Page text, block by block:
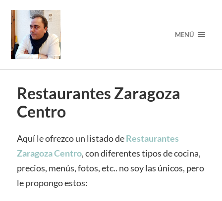
MENÚ
Restaurantes Zaragoza
Centro
Aquí le ofrezco un listado deRestaurantes
Zaragoza Centro, con diferentes tipos de cocina,
precios, menús, fotos, etc.. no soy las únicos, pero
le propongo estos: